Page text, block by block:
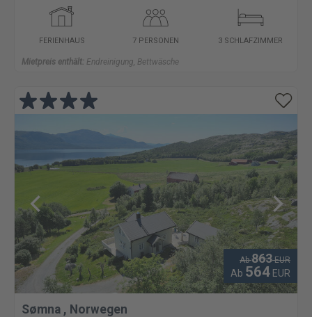
FERIENHAUS 7 PERSONEN 3 SCHLAFZIMMER
Mietpreis enthält: Endreinigung, Bettwäsche
Ab863 EUR
Ab 564 EUR
Sømna , Norwegen